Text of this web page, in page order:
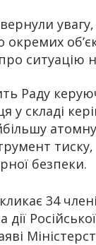
окремих
ситуацію
Раду
у складі
безпеки.
34
дії